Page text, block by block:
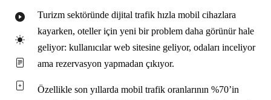
Turizm sektöründe dijital trafik hızla mobil cihazlara
kayarken, oteller için yeni bir problem daha görünür hale
geliyor: kullanıcılar web sitesine geliyor, odaları inceliyor
ama rezervasyon yapmadan çıkıyor.
Özellikle son yıllarda mobil trafik oranlarının %70’in